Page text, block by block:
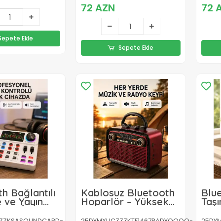
Ekle
72 AZN
Sepete Ekle
72
Bağlantılı
Yayın
Ünitesi
Kablosuz Bluetooth
Hoparlör – Yüksek
Ses Kalitesi, Uzun Pil –